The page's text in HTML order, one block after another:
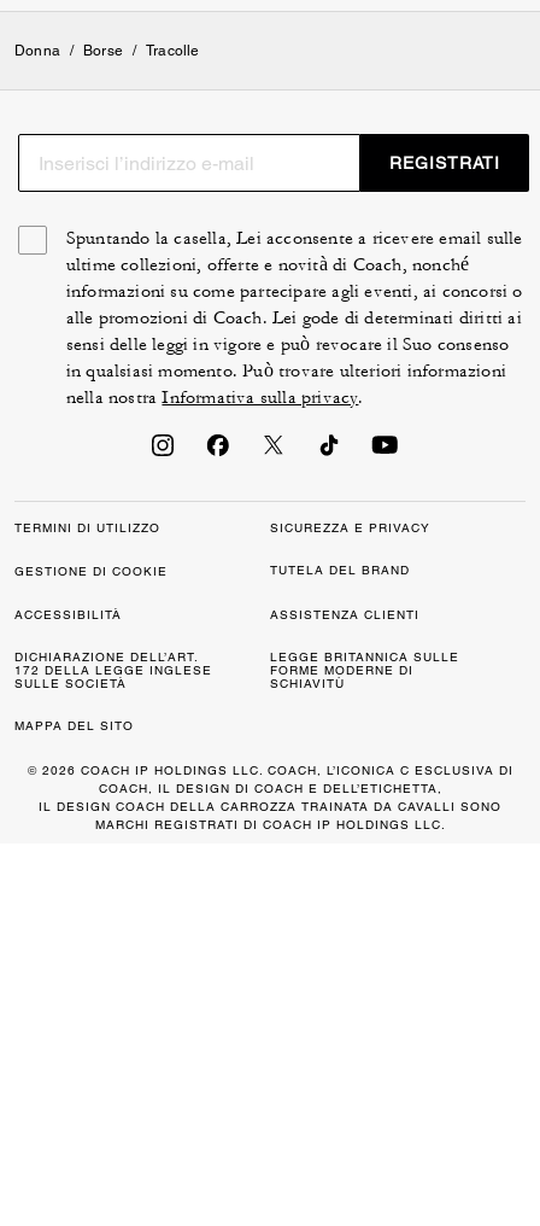
Donna / Borse / Tracolle
REGISTRATI
Spuntando la casella, Lei acconsente a ricevere email sulle
ultime collezioni, offerte e novità di Coach, nonché
informazioni su come partecipare agli eventi, ai concorsi o
alle promozioni di Coach. Lei gode di determinati diritti ai
sensi delle leggi in vigore e può revocare il Suo consenso
in qualsiasi momento. Può trovare ulteriori informazioni
nella nostraInformativa sulla privacy.
TERMINI DI UTILIZZO SICUREZZA E PRIVACY
GESTIONE DI COOKIE TUTELA DEL BRAND
ACCESSIBILITÀ ASSISTENZA CLIENTI
DICHIARAZIONE DELL’ART.
172 DELLA LEGGE INGLESE
SULLE SOCIETÀ
LEGGE BRITANNICA SULLE
FORME MODERNE DI
SCHIAVITÙ
MAPPA DEL SITO
© 2026 COACH IP HOLDINGS LLC. COACH, L’ICONICA C ESCLUSIVA DI
COACH, IL DESIGN DI COACH E DELL’ETICHETTA,
IL DESIGN COACH DELLA CARROZZA TRAINATA DA CAVALLI SONO
MARCHI REGISTRATI DI COACH IP HOLDINGS LLC.